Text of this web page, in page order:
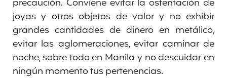
precaución. Conviene evitar la ostentación de
joyas y otros objetos de valor y no exhibir
grandes cantidades de dinero en metálico,
evitar las aglomeraciones, evitar caminar de
noche, sobre todo en Manila y no descuidar en
ningún momento tus pertenencias.